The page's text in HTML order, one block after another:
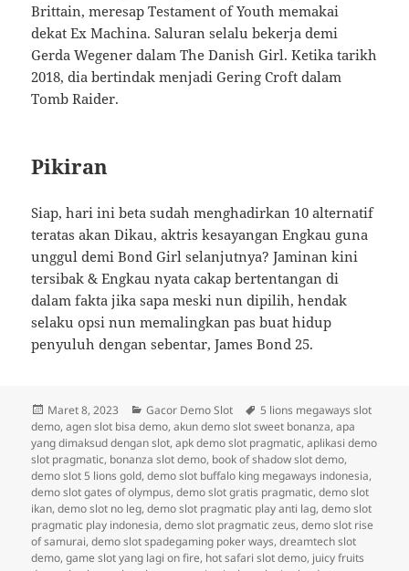
Brittain, meresap Testament of Youth memakai
dekat Ex Machina. Saluran selalu bekerja demi
Gerda Wegener dalam The Danish Girl. Ketika tarikh
2018, dia bertindak menjadi Gering Croft dalam
Tomb Raider.
Pikiran
Siap, hari ini beta sudah menghadirkan 10 alternatif
teratas akan Dikau, aktris kesayangan Engkau guna
unggul demi Bond Girl selanjutnya? Jaminan kini
tersibak & Engkau nyata cakap bertentangan di
dalam fakta jika sapa meski nun dipilih, hendak
selaku opsi nun memalingkan pas buat hidup
penyuluh dengan sebentar, James Bond 25.
Diposkan
pada
Maret 8, 2023 Kategori
Gacor Demo Slot Tag
5 lions megaways slot
demo,agen slot bisa demo,akun demo slot sweet bonanza,apa
yang dimaksud dengan slot,apk demo slot pragmatic,aplikasi demo
slot pragmatic, bonanza slot demo, book of shadow slot demo,
demo slot 5 lions gold,demo slot buffalo king megaways indonesia,
demo slot gates of olympus,demo slot gratis pragmatic,demo slot
ikan,demo slot no leg,demo slot pragmatic play anti lag,demo slot
pragmatic play indonesia,demo slot pragmatic zeus,demo slot rise
of samurai,demo slot spadegaming poker ways,dreamtech slot
demo,game slot yang lagi on fire, hot safari slot demo, juicy fruits